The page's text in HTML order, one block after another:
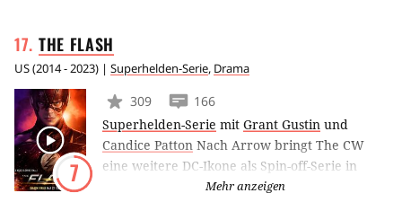
THE FLASH
US(2014 - 2023) | Superhelden-Serie, Drama
7
309
166
Superhelden-Serie mit Grant Gustin und
Candice Patton Nach Arrow bringt The CW
eine weitere DC-Ikone als Spin-off-Serie in
Fernsehen. Grant Gustin wird in die Rolle des
Mehr anzeigen